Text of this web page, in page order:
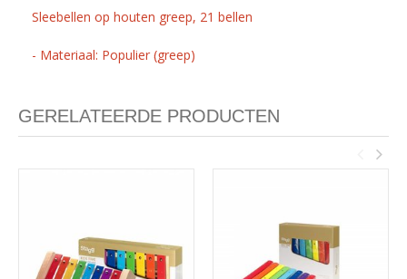
Sleebellen op houten greep, 21 bellen
- Materiaal: Populier (greep)
GERELATEERDE PRODUCTEN